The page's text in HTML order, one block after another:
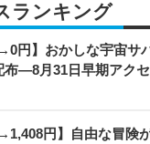
ランキング
→0円】おかしな宇宙
布―8月31日早期アク
→1,408円】自由な冒険